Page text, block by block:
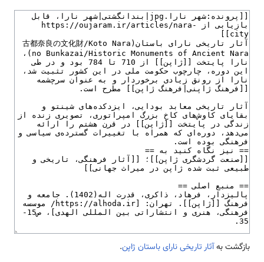
بازگشت بهآثار تاریخی نارای باستان ژاپن.